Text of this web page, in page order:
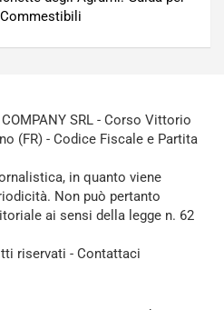
SRL - Corso Vittorio
(FR) - Codice Fiscale e Partita
in quanto viene
Non può pertanto
ai sensi della legge n. 62
riservati - Contattaci